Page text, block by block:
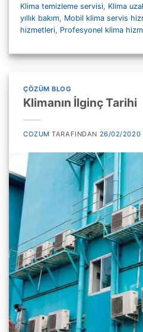
Klima temizleme servisi, Klima
yıllık bakım, Mobil klima servis
hizmetleri, Profesyonel klima
ÇÖZÜM BLOG
Klimanın İlginç Tarihi
COZUM TARAFINDAN 26/02/2020